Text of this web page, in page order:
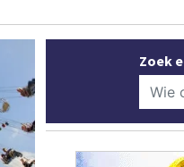
Zoek